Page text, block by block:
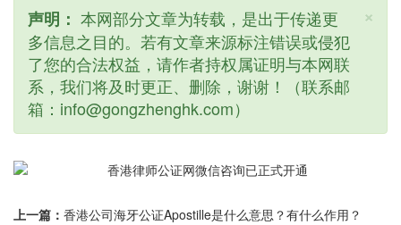
×
声明： 本网部分文章为转载，是出于传递更
多信息之目的。若有文章来源标注错误或侵犯
了您的合法权益，请作者持权属证明与本网联
系，我们将及时更正、删除，谢谢！（联系邮
箱：info@gongzhenghk.com）
上一篇： 香港公司海牙公证Apostille是什么意思？有什么作用？